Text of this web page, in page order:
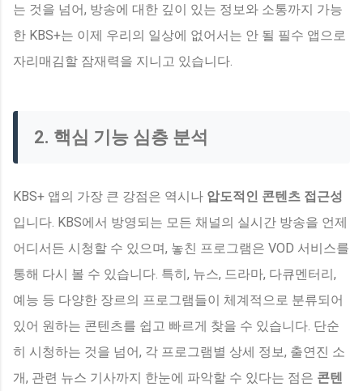
는 것을 넘어, 방송에 대한 깊이 있는 정보와 소통까지 가능
한 KBS+는 이제 우리의 일상에 없어서는 안 될 필수 앱으로
자리매김할 잠재력을 지니고 있습니다.
2. 핵심 기능 심층 분석
KBS+ 앱의 가장 큰 강점은 역시나 압도적인 콘텐츠 접근성
입니다. KBS에서 방영되는 모든 채널의 실시간 방송을 언제
어디서든 시청할 수 있으며, 놓친 프로그램은 VOD 서비스를
통해 다시 볼 수 있습니다. 특히, 뉴스, 드라마, 다큐멘터리,
예능 등 다양한 장르의 프로그램들이 체계적으로 분류되어
있어 원하는 콘텐츠를 쉽고 빠르게 찾을 수 있습니다. 단순
히 시청하는 것을 넘어, 각 프로그램별 상세 정보, 출연진 소
개, 관련 뉴스 기사까지 한눈에 파악할 수 있다는 점은 콘텐